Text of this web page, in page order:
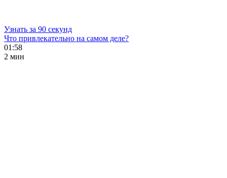
Узнать за 90 секунд
Что привлекательно на самом деле?
01:58
2 мин